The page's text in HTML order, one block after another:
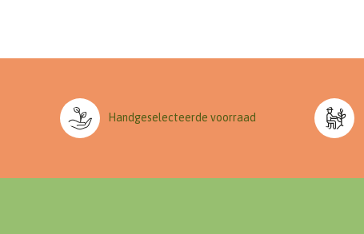
Handgeselecteerde voorraad